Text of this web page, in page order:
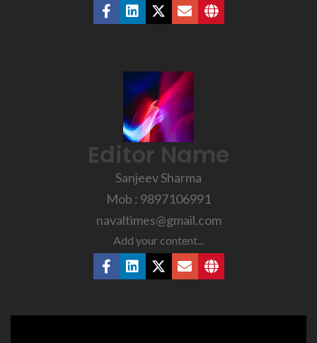
Editor Name
Sanjeev Sharma
Mob : 9897106991
navaltimes@gmail.com
Add your content...